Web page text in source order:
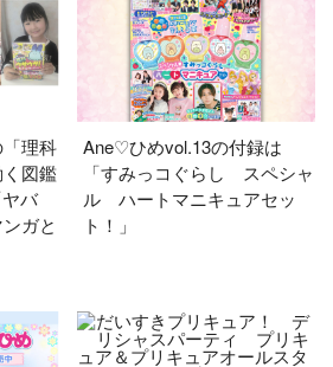
理科
図鑑
バ
ガと
Ane♡ひめvol.13の付録は
「すみっコぐらし スペシャ
ル ハートマニキュアセッ
ト！」